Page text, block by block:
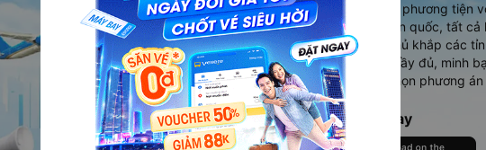
Vexere - ứng dụng đặt vé đa phương tiện
cao, 5000+ tuyến đường toàn quốc, tất cả
vụ thuê xe máy, xe du lịch phủ khắp các
Ứng dụng hiển thị thông tin đầy đủ, minh
người dùng so sánh và lựa chọn phương
chóng và phù hợp nhất.
Tải ứng dụng Vexere ngay